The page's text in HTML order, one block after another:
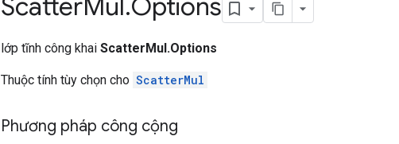
lớp tĩnh công khai ScatterMul.Options
Thuộc tính tùy chọn cho ScatterMul
Phương pháp công cộng